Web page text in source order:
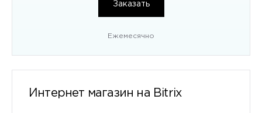
Заказать
Ежемесячно
Интернет магазин на Bitrix